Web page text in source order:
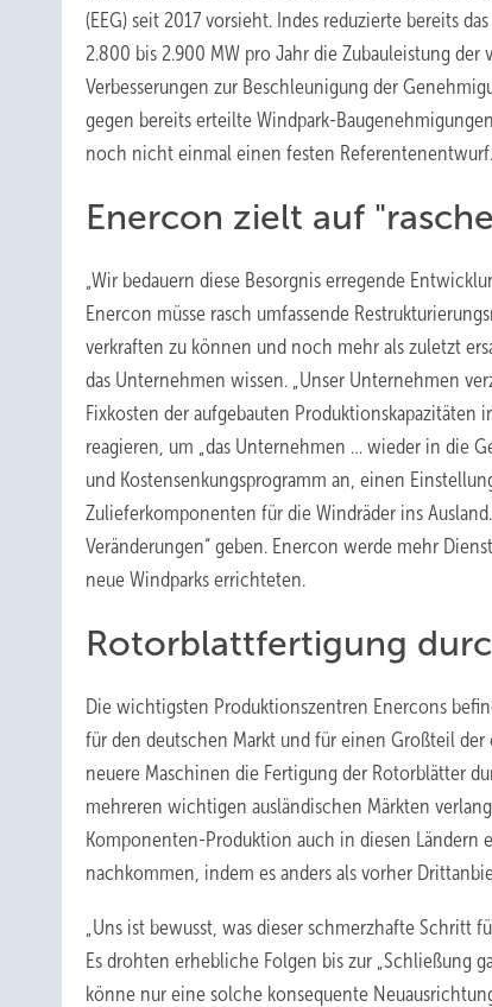
(EEG) seit 2017 vorsieht. Indes reduzierte bereits
2.800 bis 2.900 MW pro Jahr die Zubauleistung
Verbesserungen zur Beschleunigung der
gegen bereits erteilte Windpark-
noch nicht einmal einen festen Referentenentwurf.
Enercon zielt auf
„Wir bedauern diese Besorgnis erregende
Enercon müsse rasch umfassende
verkraften zu können und noch mehr als zuletzt
das Unternehmen wissen. „Unser Unternehmen
Fixkosten der aufgebauten
reagieren, um „das Unternehmen … wieder in die
und Kostensenkungsprogramm an, einen
Zulieferkomponenten für die Windräder ins
Veränderungen“ geben. Enercon werde mehr
neue Windparks errichteten.
Rotorblattfertigung
Die wichtigsten Produktionszentren Enercons
für den deutschen Markt und für einen Großteil
neuere Maschinen die Fertigung der Rotorblätter
mehreren wichtigen ausländischen Märkten
Komponenten-Produktion auch in diesen Ländern
nachkommen, indem es anders als vorher
„Uns ist bewusst, was dieser schmerzhafte Schritt
Es drohten erhebliche Folgen bis zur „Schließung
könne nur eine solche konsequente